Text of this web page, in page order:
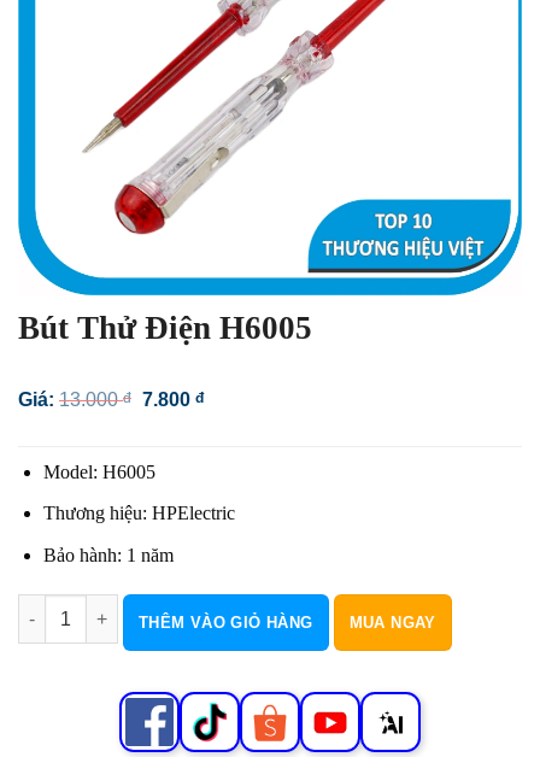
Bút Thử Điện H6005
Giá: 13.000đ
Giá
7.800 đGiá
Model: H6005
Thương hiệu: HPElectric
Bảo hành: 1 năm
Bút Thử Điện H6005 số lượng
THÊM VÀO GIỎ HÀNG MUA NGAY